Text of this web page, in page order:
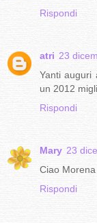
Rispondi
atri 23
Yanti auguri
un 2012
Rispondi
Mary 23
Ciao
Rispondi